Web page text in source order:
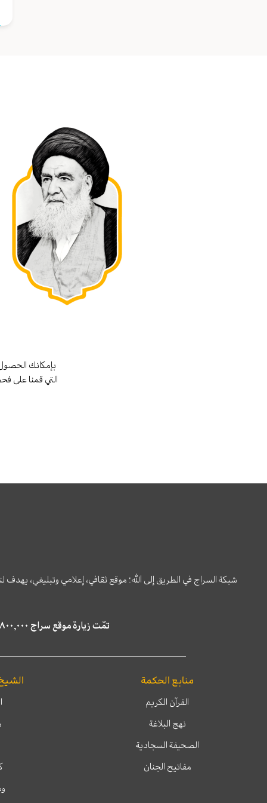
بإمكانك
التي قمنا على
شبكة السراج في الطريق إلى الله؛ موقع ثقافي، إعلامي وتبليغي،
تمّت زيارة موقع سراج ٤,٨٠٠,٠٠٠ مرة خلال الستة أشهر الماضية، كما ظهر في نتائج البحث في محركات البحث٢٢,٢٩٠,٠٠٠ مرّة.
منابع الحكمة
القرآن الكريم
نهج البلاغة
الصحيفة السجادية
مفاتيح الجنان